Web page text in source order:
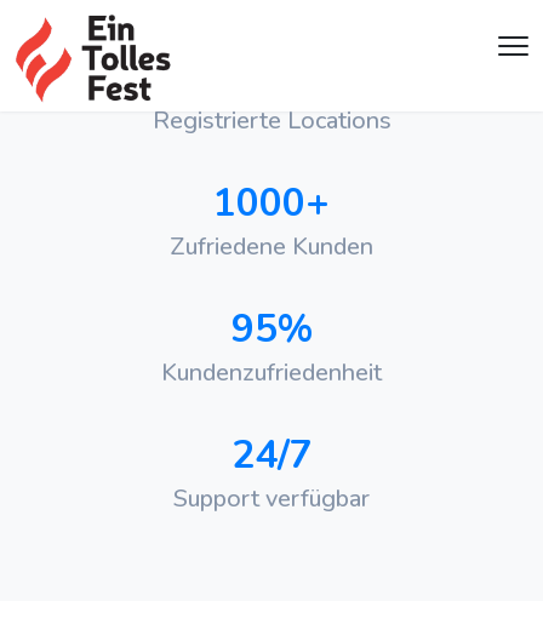
Registrierte Locations
1000+
Zufriedene Kunden
95%
Kundenzufriedenheit
24/7
Support verfügbar